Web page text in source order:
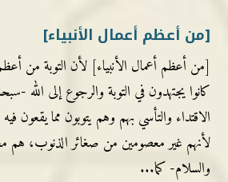
[من أعظم أعمال الأنبياء]
[من أعظم أعمال الأنبياء] لأن التوبة من أعظم
كانوا يجتهدون في التوبة والرجوع إلى الله -
الاقتداء والتأسي بهم وهم يتوبون مما يقعون
لأنهم غير معصومين من صغائر الذنوب، هم
والسلام- كما...